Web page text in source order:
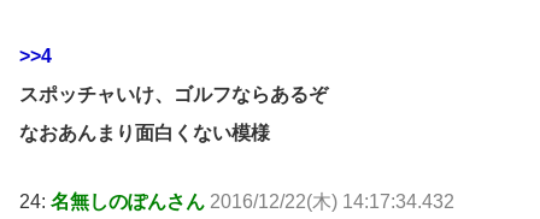
>>4
スポッチャいけ、ゴルフならあるぞ
なおあんまり面白くない模様
24: 名無しのぽんさん 2016/12/22(木) 14:17:34.432